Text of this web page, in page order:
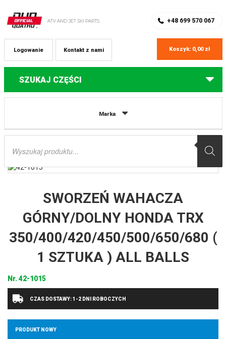
+48 699 570 067
Kontakt z nami
Logowanie Koszyk: 0,00 zł
SZUKAJ CZĘŚCI
Marka
Wyszukiwarka
Części do quadów Honda
BALLS
SWORZEŃ WAHACZA
GÓRNY/DOLNY HONDA TRX
350/400/420/450/500/650/680 (
1 SZTUKA ) ALL BALLS
Nr.42-1015
CZAS DOSTAWY: 1-2 DNI ROBOCZYCH
PRODUKT NOWY